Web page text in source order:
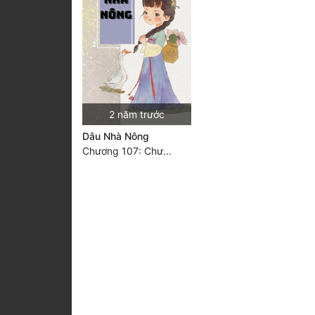
2 năm trước
Dâu Nhà Nông
Chương 107: Chư...